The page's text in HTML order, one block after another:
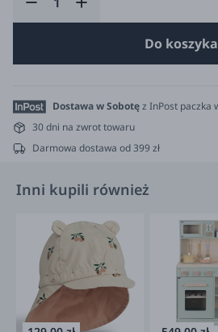
Do koszyka
Dostawa w Sobotęz InPost paczka
30 dni na zwrot towaru
Darmowa dostawa od 399 zł
Inni kupili również